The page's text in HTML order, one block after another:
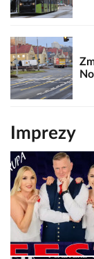
Imprezy